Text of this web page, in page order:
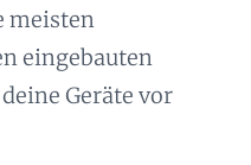
meisten
eingebauten
Geräte vor